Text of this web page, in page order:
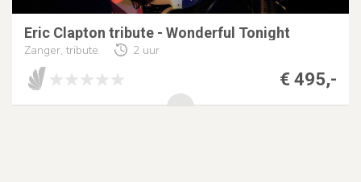
Eric Clapton tribute - Wonderful Tonight
Zanger, tribute 2 uur
€ 495,-